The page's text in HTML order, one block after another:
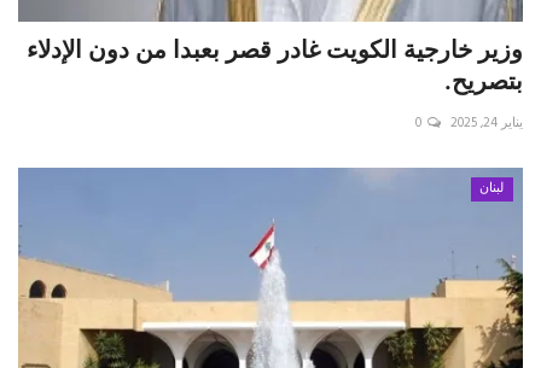
وزير خارجية الكويت غادر قصر بعبدا من دون الإدلاء
بتصريح.
يناير 24, 2025 0
لبنان